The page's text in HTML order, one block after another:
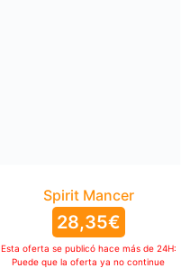
Spirit Mancer
28,35€
Esta oferta se publicó hace más de 24H:
Puede que la oferta ya no continue